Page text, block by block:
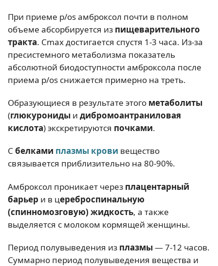
При приеме p/os амброксол почти в полном
объеме абсорбируется из пищеварительного
тракта. Cmax достигается спустя 1-3 часа. Из-за
пресистемного метаболизма показатель
абсолютной биодоступности амброксола после
приема p/os снижается примерно на треть.
Образующиеся в результате этого метаболиты
(глюкурониды и дибромоантраниловая
кислота) экскретируются почками.
С белками плазмы крови вещество
связывается приблизительно на 80-90%.
Амброксол проникает через плацентарный
барьер и в цереброспинальную
(спинномозговую) жидкость, а также
выделяется с молоком кормящей женщины.
Период полувыведения из плазмы— 7-12 часов.
Суммарно период полувыведения вещества и